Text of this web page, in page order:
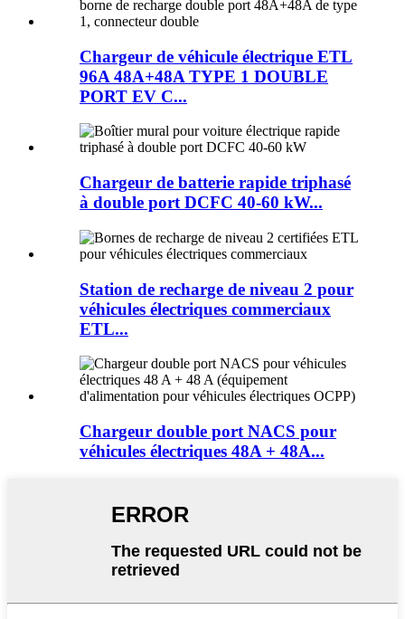
Chargeur de véhicule électrique ETL
96A 48A+48A TYPE 1 DOUBLE
PORT EV C...
Chargeur de batterie rapide triphasé
à double port DCFC 40-60 kW...
Station de recharge de niveau 2 pour
véhicules électriques commerciaux
ETL...
Chargeur double port NACS pour
véhicules électriques 48A + 48A...